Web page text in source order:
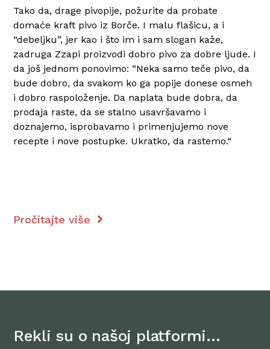
Tako da, drage pivopije, požurite da probate
domaće kraft pivo iz Borče. I malu flašicu, a i
“debeljku”, jer kao i što im i sam slogan kaže,
zadruga Zzapi proizvodi dobro pivo za dobre ljude. I
da još jednom ponovimo: “Neka samo teče pivo, da
bude dobro, da svakom ko ga popije donese osmeh
i dobro raspoloženje. Da naplata bude dobra, da
prodaja raste, da se stalno usavršavamo i
doznajemo, isprobavamo i primenjujemo nove
recepte i nove postupke. Ukratko, da rastemo.“
Pročitajte više
Rekli su o našoj platformi…